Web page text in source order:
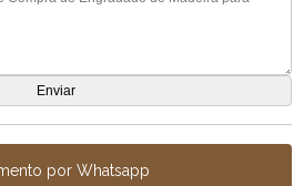
por Whatsapp